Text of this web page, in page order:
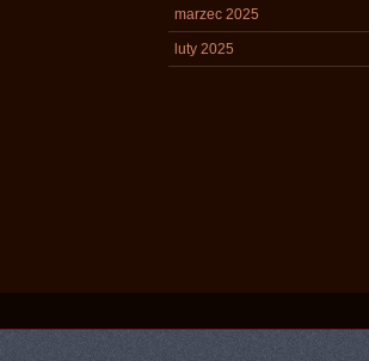
marzec 2025
luty 2025